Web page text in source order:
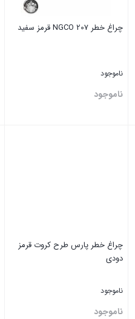
چراغ خطر 207 NGCO قرمز سفید
ناموجود
ناموجود
چراغ خطر پارس طرح کروت قرمز
دودی
ناموجود
ناموجود